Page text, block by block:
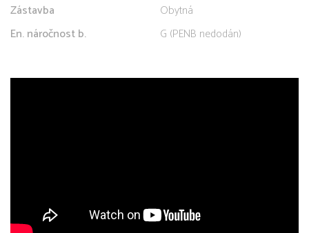
Zástavba
Obytná
En. náročnost b.
G (PENB nedodán)